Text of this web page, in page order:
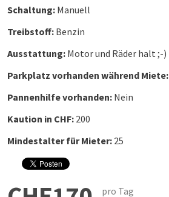
Schaltung: Manuell
Treibstoff: Benzin
Ausstattung: Motor und Räder halt ;-)
Parkplatz vorhanden während Miete:
Pannenhilfe vorhanden: Nein
Kaution in CHF: 200
Mindestalter für Mieter: 25
pro Tag